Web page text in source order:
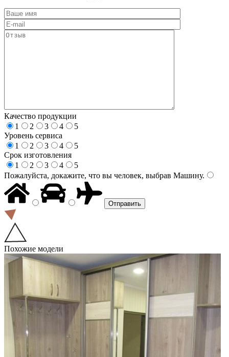
Качество продукции
1
2 3 4
5
Уровень сервиса
1
2 3 4
5
Срок изготовления
1
2 3 4
5
Пожалуйста, докажите, что вы человек, выбрав Машину.
Похожие модели